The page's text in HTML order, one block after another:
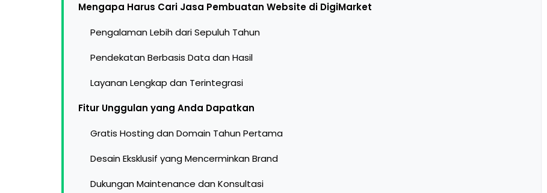
Mengapa Harus Cari Jasa Pembuatan Website di DigiMarket
Pengalaman Lebih dari Sepuluh Tahun
Pendekatan Berbasis Data dan Hasil
Layanan Lengkap dan Terintegrasi
Fitur Unggulan yang Anda Dapatkan
Gratis Hosting dan Domain Tahun Pertama
Desain Eksklusif yang Mencerminkan Brand
Dukungan Maintenance dan Konsultasi